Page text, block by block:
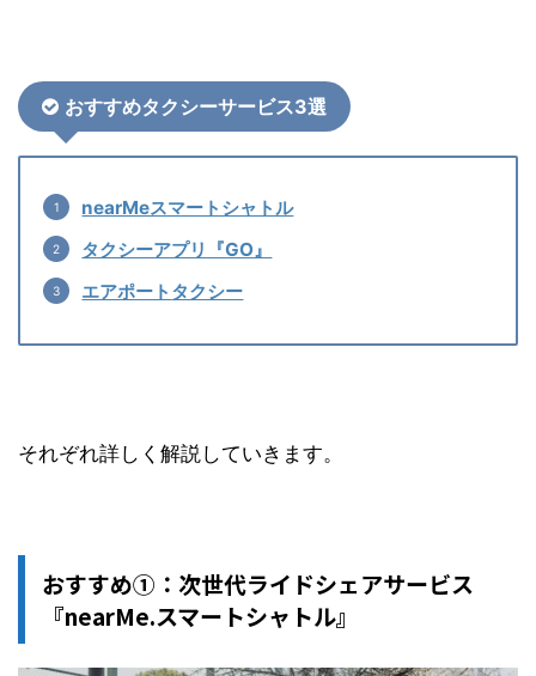
おすすめタクシーサービス3選
nearMeスマートシャトル
タクシーアプリ『GO』
エアポート タクシー
それぞれ詳しく解説していきます。
おすすめ①：次世代ライドシェアサービス
『nearMe.スマートシャトル』